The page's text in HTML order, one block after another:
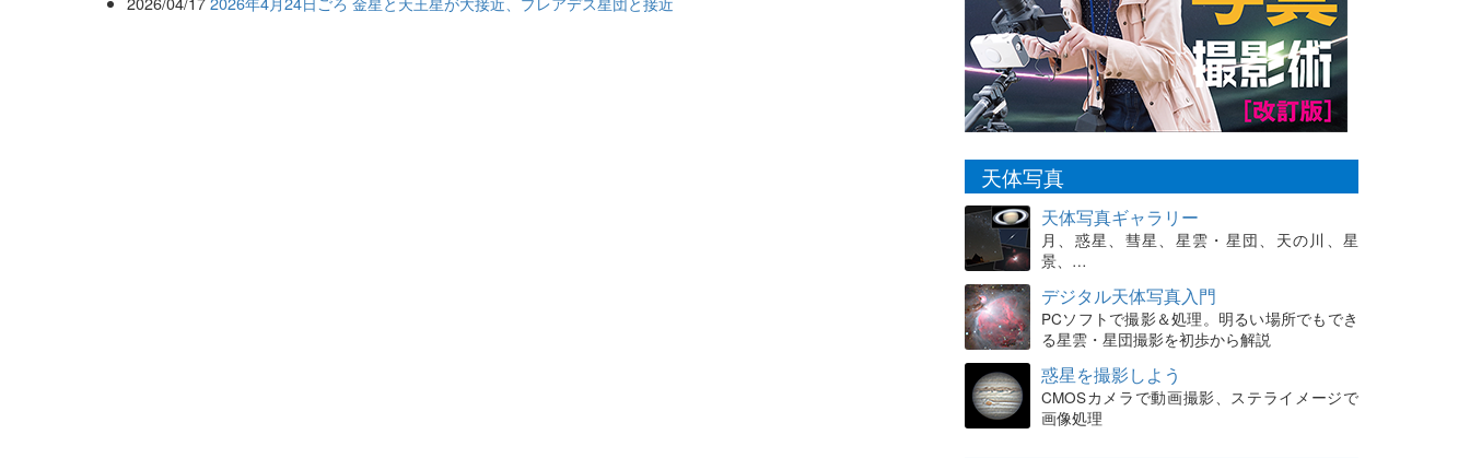
天体写真
天体写真ギャラリー
月、惑星、彗星、星雲・星団、天の川、星
景、…
デジタル天体写真入門
PCソフトで撮影＆処理。明るい場所でもでき
る星雲・星団撮影を初歩から解説
惑星を撮影しよう
CMOSカメラで動画撮影、ステライメージで
画像処理